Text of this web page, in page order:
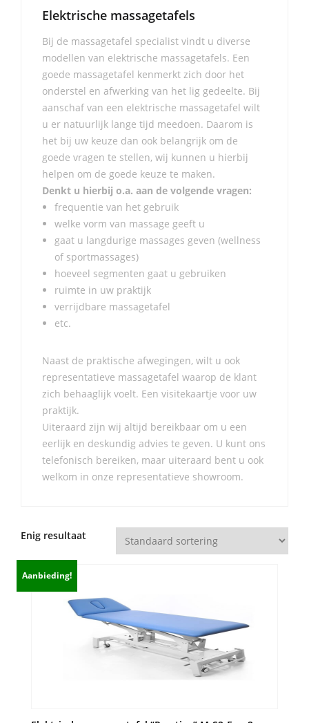
Elektrische massagetafels
Bij de massagetafel specialist vindt u diverse
modellen van elektrische massagetafels. Een
goede massagetafel kenmerkt zich door het
onderstel en afwerking van het lig gedeelte. Bij
aanschaf van een elektrische massagetafel wilt
u er natuurlijk lange tijd meedoen. Daarom is
het bij uw keuze dan ook belangrijk om de
goede vragen te stellen, wij kunnen u hierbij
helpen om de goede keuze te maken.
Denkt u hierbij o.a. aan de volgende vragen:
frequentie van het gebruik
welke vorm van massage geeft u
gaat u langdurige massages geven (wellness
of sportmassages)
hoeveel segmenten gaat u gebruiken
ruimte in uw praktijk
verrijdbare massagetafel
etc.
Naast de praktische afwegingen, wilt u ook
representatieve massagetafel waarop de klant
zich behaaglijk voelt. Een visitekaartje voor uw
praktijk.
Uiteraard zijn wij altijd bereikbaar om u een
eerlijk en deskundig advies te geven. U kunt ons
telefonisch bereiken, maar uiteraard bent u ook
welkom in onze representatieve showroom.
Enig resultaat
Aanbieding!